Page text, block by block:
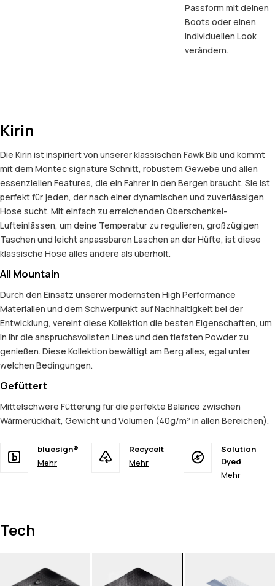
Passform mit deinen
Boots oder einen
individuellen Look
verändern.
Kirin
Die Kirin ist inspiriert von unserer klassischen Fawk Bib und kommt
mit dem Montec signature Schnitt, robustem Gewebe und allen
essenziellen Features, die ein Fahrer in den Bergen braucht. Sie ist
perfekt für jeden, der nach einer dynamischen und zuverlässigen
Hose sucht. Mit einfach zu erreichenden Oberschenkel-
Lufteinlässen, um deine Temperatur zu regulieren, großzügigen
Taschen und leicht anpassbaren Laschen an der Hüfte, ist diese
klassische Hose alles andere als überholt.
All Mountain
Durch den Einsatz unserer modernsten High Performance
Materialien und dem Schwerpunkt auf Nachhaltigkeit bei der
Entwicklung, vereint diese Kollektion die besten Eigenschaften, um
in ihr die anspruchsvollsten Lines und den tiefsten Powder zu
genießen. Diese Kollektion bewältigt am Berg alles, egal unter
welchen Bedingungen.
Gefüttert
Mittelschwere Fütterung für die perfekte Balance zwischen
Wärmerückhalt, Gewicht und Volumen (40g/m² in allen Bereichen).
bluesign®
Mehr
Recycelt
Mehr
Solution
Dyed
Mehr
Tech